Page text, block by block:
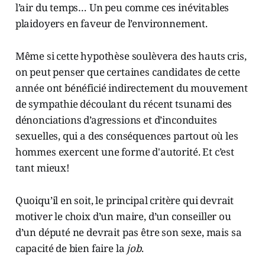
l’air du temps… Un peu comme ces inévitables
plaidoyers en faveur de l’environnement.
Même si cette hypothèse soulèvera des hauts cris,
on peut penser que certaines candidates de cette
année ont bénéficié indirectement du mouvement
de sympathie découlant du récent tsunami des
dénonciations d’agressions et d’inconduites
sexuelles, qui a des conséquences partout où les
hommes exercent une forme d'autorité. Et c’est
tant mieux!
Quoiqu’il en soit, le principal critère qui devrait
motiver le choix d’un maire, d’un conseiller ou
d’un député ne devrait pas être son sexe, mais sa
capacité de bien faire la job.